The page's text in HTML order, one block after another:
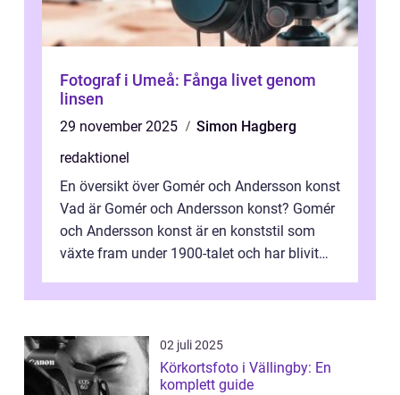
Fotograf i Umeå: Fånga livet genom
linsen
29 november 2025
Simon Hagberg
redaktionel
En översikt över Gomér och Andersson konst
Vad är Gomér och Andersson konst? Gomér
och Andersson konst är en konststil som
växte fram under 1900-talet och har blivit
02 juli 2025
Körkortsfoto i Vällingby: En
komplett guide